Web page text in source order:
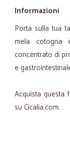
Informazioni
Porta sulla tua
mela cotogna
concentrato di
e
Acquista questa
su Cicalia.com.